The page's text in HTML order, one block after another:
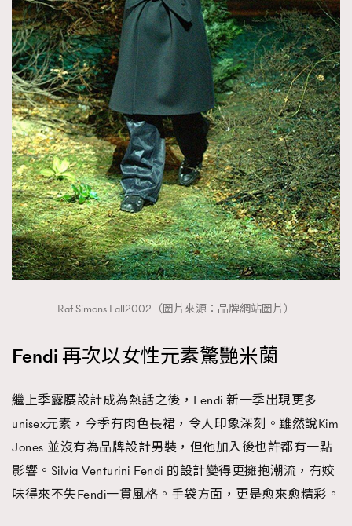
Raf Simons Fall2002（圖片來源：品牌網站圖片）
Fendi 再次以女性元素驚艷米蘭
繼上季露腰設計成為熱話之後，Fendi 新一季出現更多
unisex元素，今季有肉色長裙，令人印象深刻。雖然說Kim
Jones 並沒有為品牌設計男裝，但他加入後也許都有一點
影響。Silvia Venturini Fendi 的設計變得更擁抱潮流，有姣
味得來不失Fendi一貫風格。手袋方面，更是愈來愈精彩。